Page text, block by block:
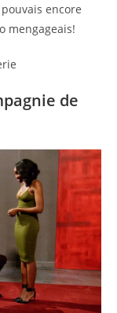
encore
mengageais!
de